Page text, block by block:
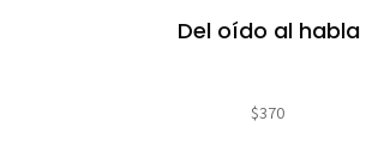
Del oído al habla
$370